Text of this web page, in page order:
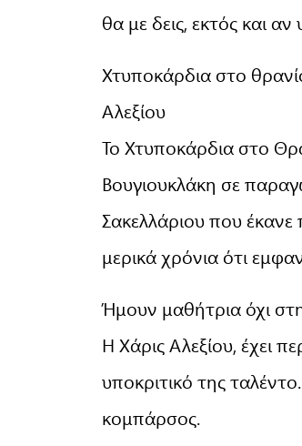
θα με δεις, εκτός και
Χτυποκάρδια στο
Αλεξίου
Το Χτυποκάρδια στο
Βουγιουκλάκη σε
Σακελλάριου που έκανε
μερικά χρόνια ότι
Ήμουν μαθήτρια όχι
Η Χάρις Αλεξίου, έχει
υποκριτικό της
κομπάρσος.